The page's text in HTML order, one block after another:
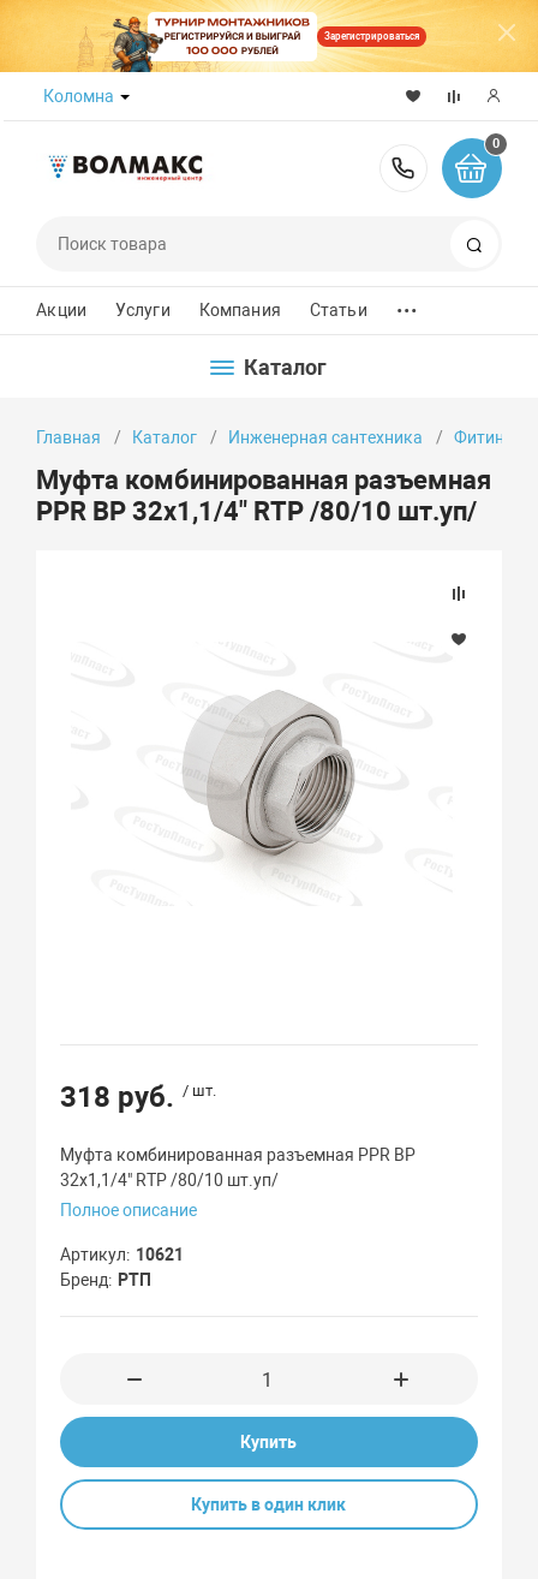
Зарегистрироваться
Коломна
8 (800)
0
Акции Услуги Компания Статьи ...
Каталог
Главная Каталог Инженерная сантехника Фитинги
Муфта комбинированная разъемная
PPR ВР 32х1,1/4" RTP /80/10 шт.уп/
318 руб. / шт.
Муфта комбинированная разъемная PPR ВР
32х1,1/4" RTP /80/10 шт.уп/
Полное описание
Артикул
10621
Бренд
РТП
Купить
Купить в один клик